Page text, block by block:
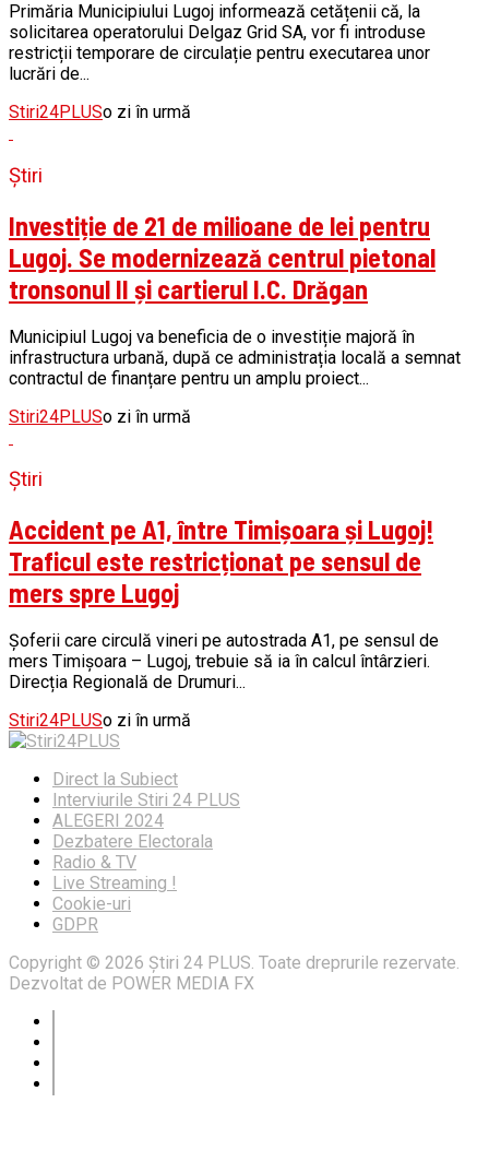
Primăria Municipiului Lugoj informează cetățenii că, la
solicitarea operatorului Delgaz Grid SA, vor fi introduse
restricții temporare de circulație pentru executarea unor
lucrări de...
Stiri24PLUSo zi în urmă
Știri
Investiție de 21 de milioane de lei pentru
Lugoj. Se modernizează centrul pietonal
tronsonul II și cartierul I.C. Drăgan
Municipiul Lugoj va beneficia de o investiție majoră în
infrastructura urbană, după ce administrația locală a semnat
contractul de finanțare pentru un amplu proiect...
Stiri24PLUSo zi în urmă
Știri
Accident pe A1, între Timișoara și Lugoj!
Traficul este restricționat pe sensul de
mers spre Lugoj
Șoferii care circulă vineri pe autostrada A1, pe sensul de
mers Timișoara – Lugoj, trebuie să ia în calcul întârzieri.
Direcția Regională de Drumuri...
Stiri24PLUSo zi în urmă
Direct la Subiect
Interviurile Stiri 24 PLUS
ALEGERI 2024
Dezbatere Electorala
Radio & TV
Live Streaming !
Cookie-uri
GDPR
Copyright © 2026 Știri 24 PLUS. Toate dreprurile rezervate.
Dezvoltat de POWER MEDIA FX